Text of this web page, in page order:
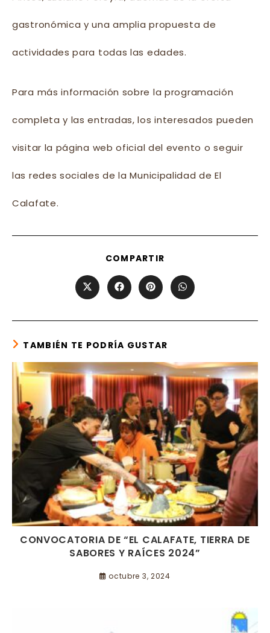
gastronómica y una amplia propuesta de
actividades para todas las edades.
Para más información sobre la programación
completa y las entradas, los interesados pueden
visitar la página web oficial del evento o seguir
las redes sociales de la Municipalidad de El
Calafate.
COMPARTIR
CONTENT
Opens
in
window
Opens
in
window
Opens
in
window
Opens
in
window
TAMBIÉN TE PODRÍA GUSTAR
CONVOCATORIA DE “EL CALAFATE, TIERRA DE
SABORES Y RAÍCES 2024”
octubre 3, 2024